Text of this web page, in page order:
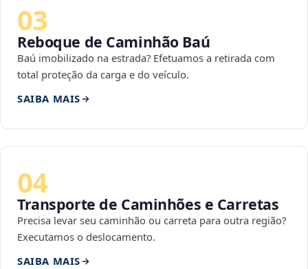
03
Reboque de Caminhão Baú
Baú imobilizado na estrada? Efetuamos a retirada com
total proteção da carga e do veículo.
SAIBA MAIS
04
Transporte de Caminhões e Carretas
Precisa levar seu caminhão ou carreta para outra região?
Executamos o deslocamento.
SAIBA MAIS